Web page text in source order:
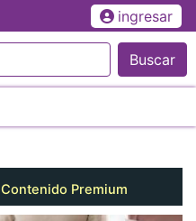
ingresar
Buscar
Contenido Premium